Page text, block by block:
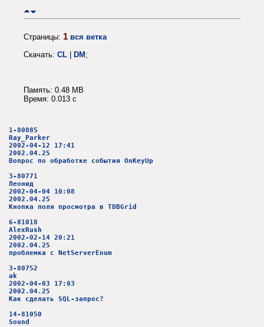
Страницы: 1 вся ветка
Скачать: CL DM ;
Память: 0.48 MB
Время: 0.013 c
1-80885
Ray_Parker
2002-04-12 17:41
2002.04.25
Вопрос по обработке события OnKeyUp
3-80771
Леонид
2002-04-04 10:08
2002.04.25
Кнопка поля просмотра в TDBGrid
6-81018
AlexRush
2002-02-14 20:21
2002.04.25
проблемка с NetServerEnum
3-80752
ak
2002-04-03 17:03
2002.04.25
Как сделать SQL-запрос?
14-81050
Sound